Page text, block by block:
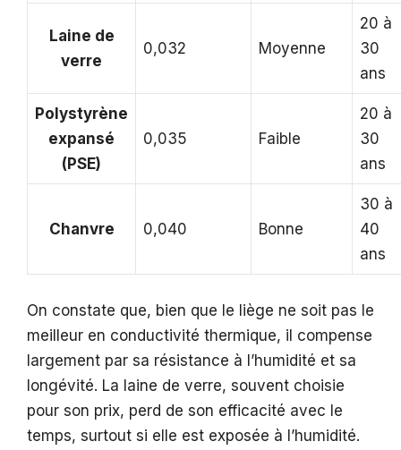
Laine de
verre
0,032 Moyenne
20 à
30
ans
Polystyrène
expansé
(PSE)
0,035 Faible
20 à
30
ans
Chanvre 0,040 Bonne
30 à
40
ans
On constate que, bien que le liège ne soit pas le
meilleur en conductivité thermique, il compense
largement par sa résistance à l’humidité et sa
longévité. La laine de verre, souvent choisie
pour son prix, perd de son efficacité avec le
temps, surtout si elle est exposée à l’humidité.